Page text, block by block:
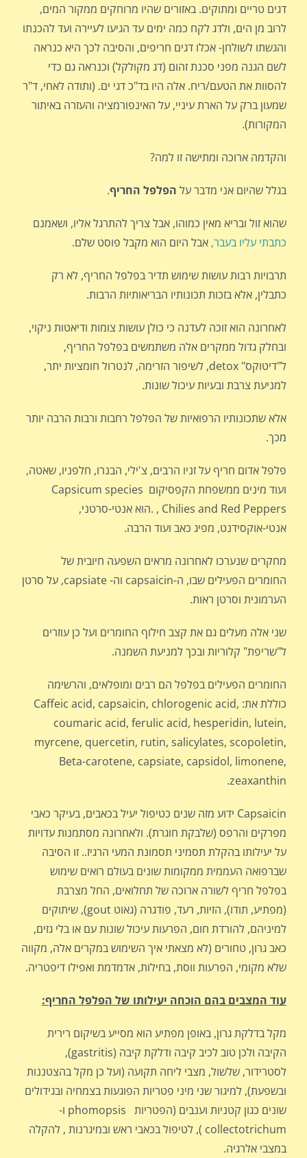
דגים טריים ומתוקים. באזורים שהיו מרוחקים ממקור המים,
לרוב מן הים, ולדג לקח כמה ימים עד הגיעו לעיירה ועד להכנתו
והגשתו לשולחן- אכלו דגים חריפים, והסיבה לכך היא כנראה
לשם הגנה מפני סכנת זהום (דג מקולקל) וכנראה גם כדי
להסוות את הטעם/ריח. אלה היו בד"כ דגי ים. (ותודה לאחי, ד"ר
שמעון ברק על הארת עיניי, על האינפורמציה והעזרה באיתור
המקורות).
והקדמה ארוכה ומתישה זו למה?
בגלל שהיום אני מדבר על הפלפל החריף.
שהוא זול ובריא מאין כמוהו, אבל צריך להתרגל אליו, ושאמנם
כתבתי עליו בעבר, אבל היום הוא מקבל פוסט שלם.
תרבויות רבות עושות שימוש תדיר בפלפל החריף, לא רק
כתבלין, אלא בזכות תכונותיו הבריאותיות הרבות.
לאחרונה הוא זוכה לעדנה כי כולן עושות צומות ודיאטות ניקוי,
ובחלק גדול ממקרים אלה משתמשים בפלפל החריף,
ל"דיטוקס" detox, לשיפור הזרימה, לנטרול חומציות יתר,
למניעת צרבת ובעיות עיכול שונות.
אלא שתכונותיו הרפואיות של הפלפל רחבות ורבות הרבה יותר
מכך.
פלפל אדום חריף על זניו הרבים, צ'ילי, הבנרו, חלפניו, שאטה,
ועוד מינים ממשפחת הקפסיקום Capsicum species
Chilies and Red Peppers , .הוא אנטי-סרטני,
אנטי-אוקסידנט, מפיג כאב ועוד הרבה.
מחקרים שנערכו לאחרונה מראים השפעה חיובית של
החומרים הפעילים שבו, ה-capsaicin וה- capsiate, על סרטן
הערמונית וסרטן ראות.
שני אלה מעלים גם את קצב חילוף החומרים ועל כן עוזרים
ל"שריפת" קלוריות ובכך למניעת השמנה.
החומרים הפעילים בפלפל הם רבים ומופלאים, והרשימה
כוללת את: Caffeic acid, capsaicin, chlorogenic acid,
coumaric acid, ferulic acid, hesperidin, lutein,
myrcene, quercetin, rutin, salicylates, scopoletin,
Beta-carotene, capsiate, capsidol, limonene,
zeaxanthin.
Capsaicin ידוע מזה שנים כטיפול יעיל בכאבים, בעיקר כאבי
מפרקים והרפס (שלבקת חוגרת). ולאחרונה מסתמנות עדויות
על יעילותו בהקלת תסמיני תסמונת המעי הרגיז.. זו הסיבה
שברפואה העממית ממקומות שונים בעולם רואים שימוש
בפלפל חריף לשורה ארוכה של תחלואים, החל מצרבת
(מפתיע, תודו), הזיות, רעד, פודגרה (גאוט gout), שיתוקים
למיניהם, להורדת חום, הפרעות עיכול שונות עם או בלי גזים,
כאב גרון, טחורים (לא מצאתי איך השימוש במקרים אלה, מקווה
שלא מקומי, הפרעות ווסת, בחילות, אדמדמת ואפילו דיפטריה.
עוד המצבים בהם הוכחה יעילותו של הפלפל החריף:
מקל בדלקת גרון, באופן מפתיע הוא מסייע בשיקום רירית
הקיבה ולכן טוב לכיב קיבה ודלקת קיבה (gastritis),
לסטרידור, שלשול, מצבי ליחה תקועה (ועל כן מקל בהצטננות
ובשפעת), למיגור שני מיני פטריות הפוגעות בצמחיה ובגידולים
שונים כגון קטניות וענבים (הפטריות phomopsis ו-
collectotrichum ), לטיפול בכאבי ראש ובמיגרנות , להקלה
במצבי אלרגיה.